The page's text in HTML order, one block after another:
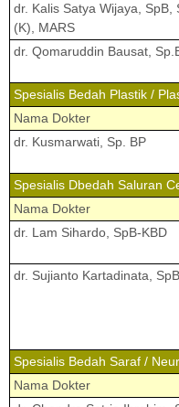
dr. Kalis Satya Wijaya, SpB,
(K), MARS
dr. Qomaruddin Bausat,
Spesialis Bedah Plastik /
Nama Dokter
dr. Kusmarwati, Sp. BP
Spesialis Dbedah Saluran
Nama Dokter
dr. Lam Sihardo, SpB-KBD
dr. Sujianto Kartadinata,
Spesialis Bedah Saraf /
Nama Dokter